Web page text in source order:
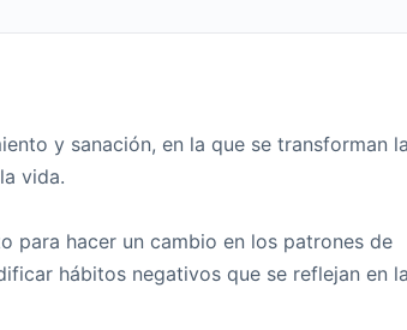
y sanación, en la que se transforman
vida.
para hacer un cambio en los patrones de
hábitos negativos que se reflejan en la